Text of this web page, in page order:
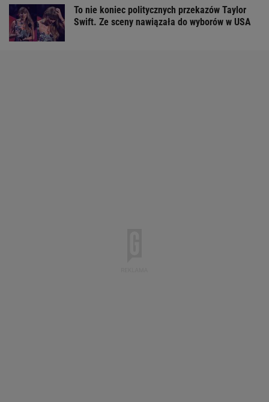
To nie koniec politycznych przekazów Taylor
Swift. Ze sceny nawiązała do wyborów w USA